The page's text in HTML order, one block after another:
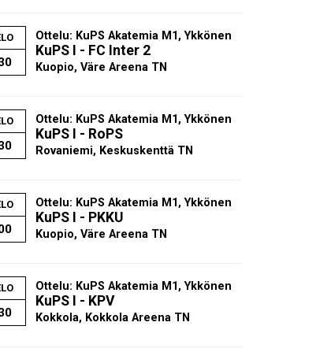
Ottelu: KuPS Akatemia M1, Ykkönen
KuPS I - FC Inter 2
Kuopio, Väre Areena TN
Ottelu: KuPS Akatemia M1, Ykkönen
KuPS I - RoPS
Rovaniemi, Keskuskenttä TN
Ottelu: KuPS Akatemia M1, Ykkönen
KuPS I - PKKU
Kuopio, Väre Areena TN
Ottelu: KuPS Akatemia M1, Ykkönen
KuPS I - KPV
Kokkola, Kokkola Areena TN